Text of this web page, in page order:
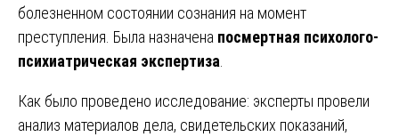
болезненном состоянии сознания на момент
преступления. Была назначена посмертная психолого-
психиатрическая экспертиза
Как было проведено исследование: эксперты провели
анализ материалов дела, свидетельских показаний,